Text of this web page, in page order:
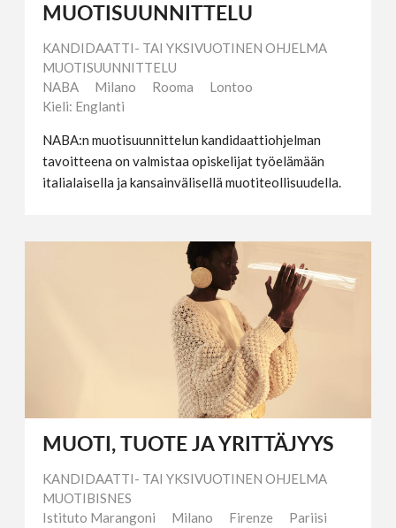
MUOTISUUNNITTELU
KANDIDAATTI- TAI YKSIVUOTINEN OHJELMA
MUOTISUUNNITTELU
NABA
Milano Rooma
Lontoo
Kieli: Englanti
NABA:n muotisuunnittelun kandidaattiohjelman
tavoitteena on valmistaa opiskelijat työelämään
italialaisella ja kansainvälisellä muotiteollisuudella.
MUOTI, TUOTE JA YRITTÄJYYS
KANDIDAATTI- TAI YKSIVUOTINEN OHJELMA
MUOTIBISNES
Istituto Marangoni
Milano Firenze
Pariisi